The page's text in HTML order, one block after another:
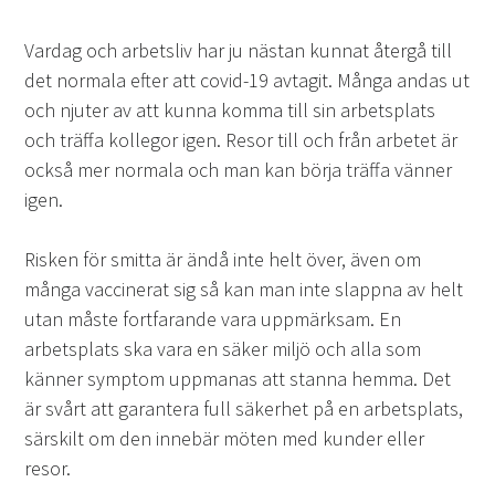
Vardag och arbetsliv har ju nästan kunnat återgå till
det normala efter att covid-19 avtagit. Många andas ut
och njuter av att kunna komma till sin arbetsplats
och träffa kollegor igen. Resor till och från arbetet är
också mer normala och man kan börja träffa vänner
igen.
Risken för smitta är ändå inte helt över, även om
många vaccinerat sig så kan man inte slappna av helt
utan måste fortfarande vara uppmärksam. En
arbetsplats ska vara en säker miljö och alla som
känner symptom uppmanas att stanna hemma. Det
är svårt att garantera full säkerhet på en arbetsplats,
särskilt om den innebär möten med kunder eller
resor.